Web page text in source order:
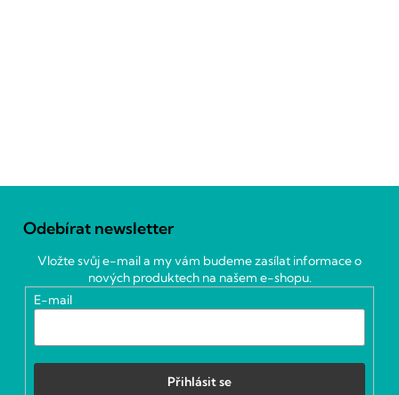
Odebírat newsletter
Vložte svůj e-mail a my vám budeme zasílat informace o
nových produktech na našem e-shopu.
E-mail
Přihlásit se